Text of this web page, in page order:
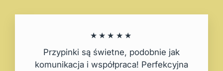
★★★★★
Przypinki są świetne, podobnie jak
komunikacja i współpraca! Perfekcyjna